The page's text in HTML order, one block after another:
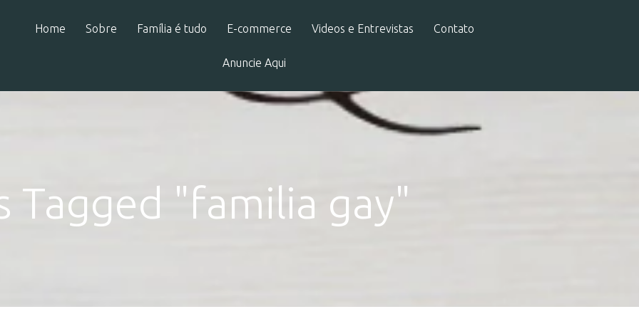
Home Sobre Família é tudo E-commerce Videos e Entrevistas Contato
Anuncie Aqui
Tagged "familia gay"